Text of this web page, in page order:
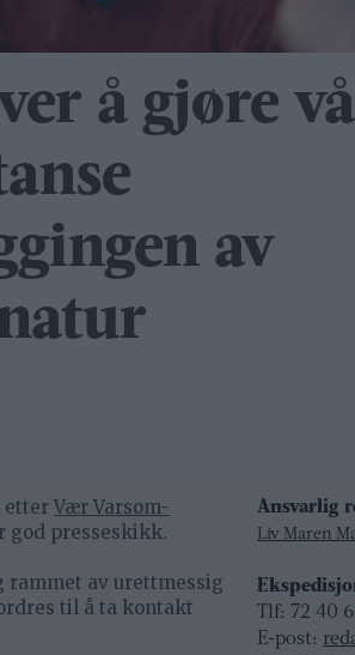
å gjøre
av
etterVær Varsom-
god presseskikk.
rammet av urettmessig
til å ta kontakt
Ansvarlig
Liv Maren
Tlf: 72 40
E-post: